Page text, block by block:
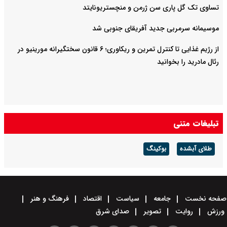
تساوی تک گل پاری سن ژرمن و منچستریونایتد
موسیمانه سرمربی جدید آفریقای جنوبی شد
از رژیم غذایی تا کنترل تمرین و ریکاوری؛ ۶ قانون سختگیرانه مورینیو در
رئال مادرید را بخوانید
تبلیغات متنی
طلای آبشده بوکینگ
صفحه نخست جامعه سیاست اقتصاد
فرهنگ و هنر
ورزش
روایت تصویر صدای شرق